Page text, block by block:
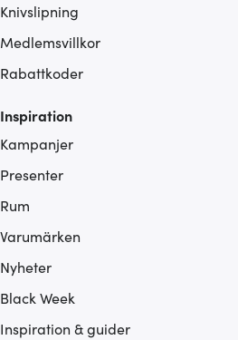
Knivslipning
Medlemsvillkor
Rabattkoder
Inspiration
Kampanjer
Presenter
Rum
Varumärken
Nyheter
Black Week
Inspiration & guider